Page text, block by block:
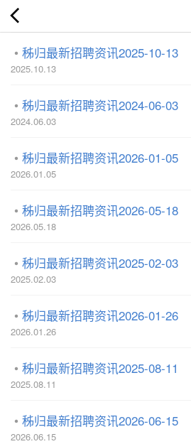
秭归最新招聘资讯2025-10-13
2025.10.13
秭归最新招聘资讯2024-06-03
2024.06.03
秭归最新招聘资讯2026-01-05
2026.01.05
秭归最新招聘资讯2026-05-18
2026.05.18
秭归最新招聘资讯2025-02-03
2025.02.03
秭归最新招聘资讯2026-01-26
2026.01.26
秭归最新招聘资讯2025-08-11
2025.08.11
秭归最新招聘资讯2026-06-15
2026.06.15